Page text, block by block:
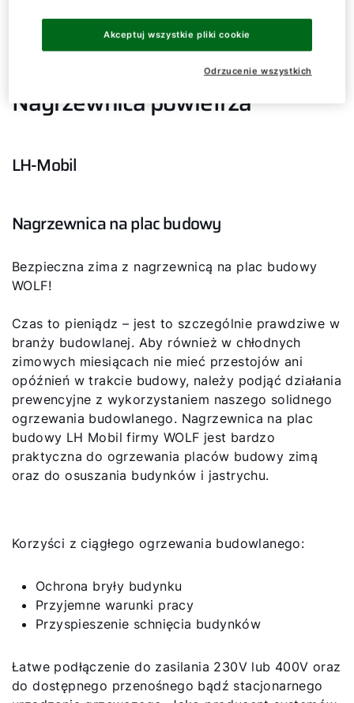
Nagrzewnica powietrza
LH-Mobil
Nagrzewnica na plac budowy
Bezpieczna zima z nagrzewnicą na plac budowy
WOLF!
Czas to pieniądz – jest to szczególnie prawdziwe w
branży budowlanej. Aby również w chłodnych
zimowych miesiącach nie mieć przestojów ani
opóźnień w trakcie budowy, należy podjąć działania
prewencyjne z wykorzystaniem naszego solidnego
ogrzewania budowlanego. Nagrzewnica na plac
budowy LH Mobil firmy WOLF jest bardzo
praktyczna do ogrzewania placów budowy zimą
oraz do osuszania budynków i jastrychu.
Korzyści z ciągłego ogrzewania budowlanego:
Ochrona bryły budynku
Przyjemne warunki pracy
Przyspieszenie schnięcia budynków
Łatwe podłączenie do zasilania 230V lub 400V oraz
do dostępnego przenośnego bądź stacjonarnego
Cześć!
Zapisz się na szkolenie!
Przydatne linki
Sekcja pobierania
Service App
Kontakt
Serwis Portal
Odrzucenie wszystkich
Akceptuj wszystkie pliki cookie